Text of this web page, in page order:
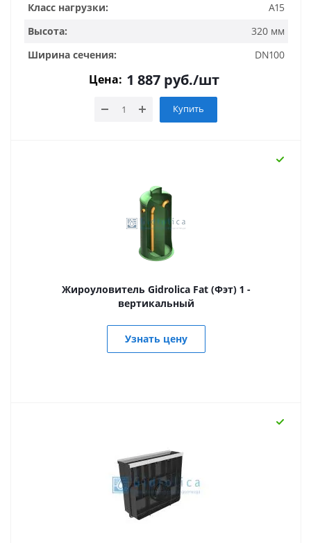
Класс нагрузки:
A15
Высота:
320 мм
Ширина сечения:
DN100
Цена: 1 887руб./шт
Купить
Жироуловитель Gidrolica Fat (Фэт) 1 -
вертикальный
Узнать цену